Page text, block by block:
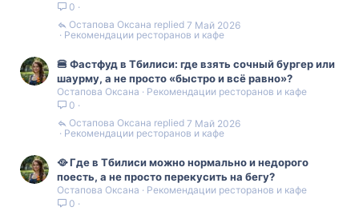
0
Рекомендации ресторанов и кафе
7 Май 2026
Остапова Оксана
🍔 Фастфуд в Тбилиси: где взять сочный бургер или
шаурму, а не просто «быстро и всё равно»?
Остапова Оксана
Рекомендации ресторанов и кафе
0
Рекомендации ресторанов и кафе
7 Май 2026
Остапова Оксана
🥘 Где в Тбилиси можно нормально и недорого
поесть, а не просто перекусить на бегу?
Остапова Оксана
Рекомендации ресторанов и кафе
0